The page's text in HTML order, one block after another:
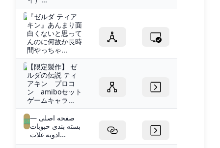
『ゼルダ ティア
キン』あんまり面
白くないと思って
んのに何故か長時
間やっちゃ...
【限定製作】 ゼ
ルダの伝説 ティ
アキン プロコ
ン amiboセット
ゲームキャラ...
صفحه اصلی —
بسته بندی حبوبات
ادویه غلات...